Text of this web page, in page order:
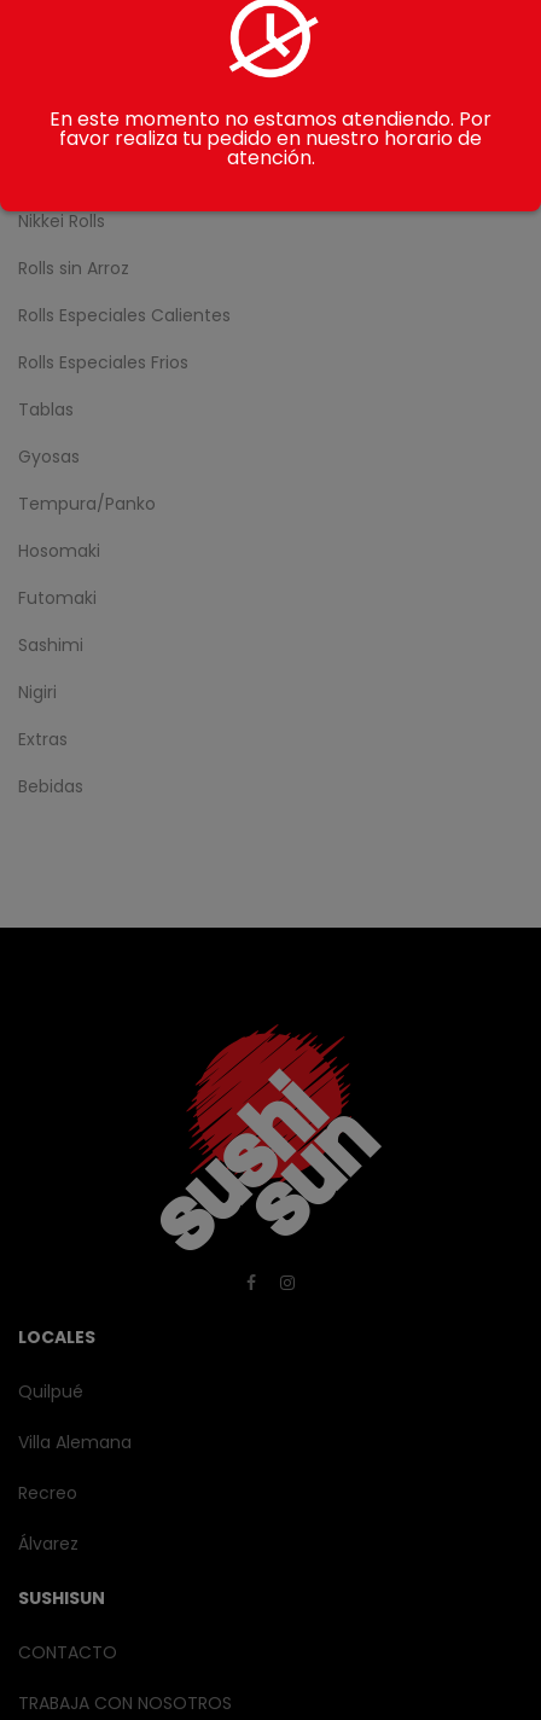
Avocado Rolls
Nikkei Rolls
Rolls sin Arroz
Rolls Especiales Calientes
Rolls Especiales Frios
Tablas
Gyosas
Tempura/Panko
Hosomaki
Futomaki
Sashimi
Nigiri
Extras
Bebidas
LOCALES
Quilpué
Villa Alemana
Recreo
Álvarez
SUSHISUN
CONTACTO
TRABAJA CON NOSOTROS
En este momento no estamos atendiendo. Por
favor realiza tu pedido en nuestro horario de
atención.